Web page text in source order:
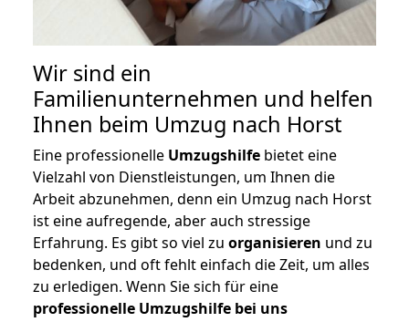
Wir sind ein
Familienunternehmen und helfen
Ihnen beim Umzug nach Horst
Eine professionelle Umzugshilfe bietet eine
Vielzahl von Dienstleistungen, um Ihnen die
Arbeit abzunehmen, denn ein Umzug nach Horst
ist eine aufregende, aber auch stressige
Erfahrung. Es gibt so viel zu organisieren und zu
bedenken, und oft fehlt einfach die Zeit, um alles
zu erledigen. Wenn Sie sich für eine
professionelle Umzugshilfe bei uns